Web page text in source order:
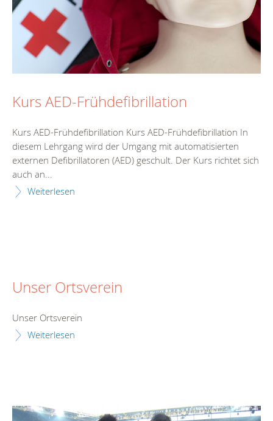
Kurs AED-Frühdefibrillation
Kurs AED-Frühdefibrillation Kurs AED-Frühdefibrillation In
diesem Lehrgang wird der Umgang mit automatisierten
externen Defibrillatoren (AED) geschult. Der Kurs richtet sich
auch an...
Weiterlesen
Unser Ortsverein
Unser Ortsverein
Weiterlesen